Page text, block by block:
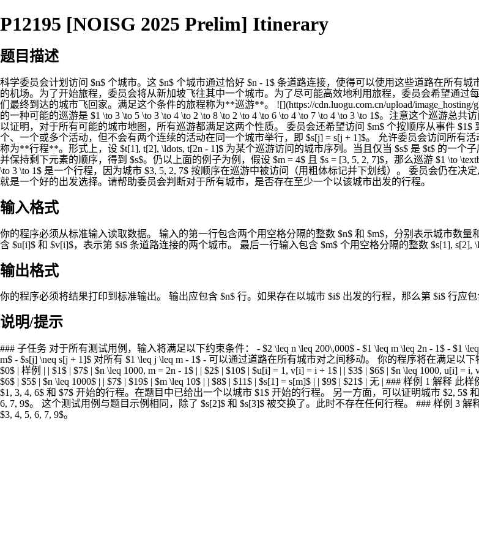
P12195 [NOISG 2025 Prelim] Itinerary
题目描述
科学委员会计划访问 $n$ 个城市。这 $n$ 个城市通过恰好 $n - 1$ 条道路连接，使得可以使用这些道路在所有
的机场。为了开始旅程，委员会将从新加坡飞往其中一个城市。为了尽可能高效地利用旅程，委员会希望通
们最终到达的城市飞回家。满足这个条件的旅程称为**巡游**。 ![](https://cdn.luogu.com.cn/upload/
的一种可能的巡游是 $1 \to 3 \to 5 \to 3 \to 4 \to 2 \to 8 \to 2 \to 4 \to 6 \to 4 \to 7 \to 4 \to 3 \to 1$。注意这个巡游总
以证明，对于所有可能的城市地图，所有巡游都满足这两个性质。 委员会还希望访问 $m$ 个按顺序从事件
个、一个或多个活动，但不会有两个连续的活动在同一个城市举行，即 $s[j] = s[j + 1]$。 允许委员会访问所有
称为**行程**。形式上，设 $t[1], t[2], \ldots, t[2n - 1]$ 为某个巡游访问的城市序列。当且仅当 $s$ 是 $t$ 的一
并保持剩下元素的顺序，得到 $s$。仍以上面的例子为例，假设 $m = 4$ 且 $s = [3, 5, 2, 7]$，那么巡游 $1 \to
\to 3 \to 1$ 是一个行程，因为城市 $3, 5, 2, 7$ 按顺序在巡游中被访问（用粗体标记并下划线）。 委员会仍在
就是一个好的出发选择。请帮助委员会判断对于所有城市，是否存在至少一个以该城市出发的行程。
输入格式
你的程序必须从标准输入读取数据。 输入的第一行包含两个用空格分隔的整数 $n$ 和 $m$，分别表示城市数
含 $u[i]$ 和 $v[i]$，表示第 $i$ 条道路连接的两个城市。 最后一行输入包含 $m$ 个用空格分隔的整数 $s[1], s[2],
输出格式
你的程序必须将结果打印到标准输出。 输出应包含 $n$ 行。如果存在以城市 $i$ 出发的行程，那么第 $i$ 行应包
说明/提示
### 子任务 对于所有测试用例，输入将满足以下约束条件： - $2 \leq n \leq 200\,000$ - $1 \leq m \leq 2n - 1$ - $1
m$ - $s[j] \neq s[j + 1]$ 对所有 $1 \leq j \leq m - 1$ - 可以通过道路在所有城市对之间移动。 你的程序将在满足以
$0$ | 样例 | | $1$ | $7$ | $n \leq 1000, m = 2n - 1$ | | $2$ | $10$ | $u[i] = 1, v[i] = i + 1$ | | $3$ | $6$ | $n \leq 1000, u[i] =
$6$ | $5$ | $n \leq 1000$ | | $7$ | $19$ | $m \leq 10$ | | $8$ | $11$ | $s[1] = s[m]$ | | $9$ | $21$ | 无 | ### 样例 1 解
$1, 3, 4, 6$ 和 $7$ 开始的行程。在题目中已给出一个以城市 $1$ 开始的行程。 另一方面，可以证明城市 $2, 5$
6, 7, 9$。 这个测试用例与题目示例相同，除了 $s[2]$ 和 $s[3]$ 被交换了。此时不存在任何行程。 ### 样例 3
$3, 4, 5, 6, 7, 9$。